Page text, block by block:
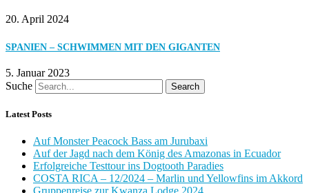
20. April 2024
SPANIEN – SCHWIMMEN MIT DEN GIGANTEN
5. Januar 2023
Suche
Search
Latest Posts
Auf Monster Peacock Bass am Jurubaxi
Auf der Jagd nach dem König des Amazonas in Ecuador
Erfolgreiche Testtour ins Dogtooth Paradies
COSTA RICA – 12/2024 – Marlin und Yellowfins im Akkord